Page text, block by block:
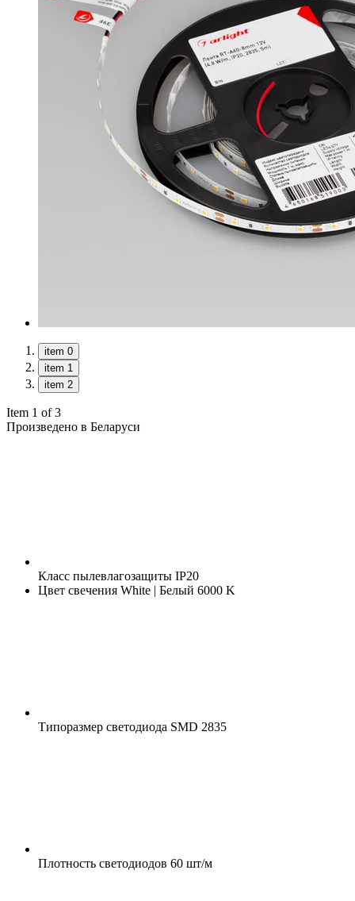
item 0
item 1
item 2
Item 1 of 3
Произведено в Беларуси
Класс пылевлагозащиты IP20
Цвет свечения White | Белый 6000 K
Типоразмер светодиода SMD 2835
Плотность светодиодов 60 шт/м